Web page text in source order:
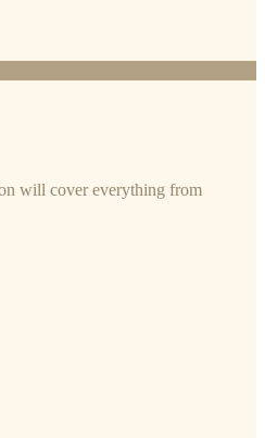
will cover everything from